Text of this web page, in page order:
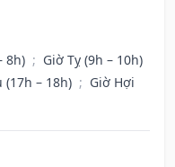
8h) ; Giờ Tỵ (9h – 10h)
(17h – 18h) ; Giờ Hợi